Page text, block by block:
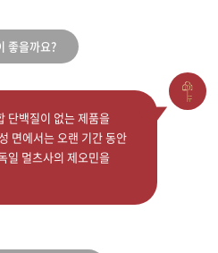
좋을까요?
단백질이 없는 제품을
면에서는 오랜 기간 동안
일 멀츠사의 제오민을